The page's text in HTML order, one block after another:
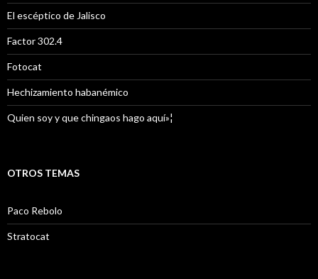
El escéptico de Jalisco
Factor 302.4
Fotocat
Hechizamiento habanémico
Quien soy y que chingaos hago aquí»¦
OTROS TEMAS
Paco Rebolo
Stratocat